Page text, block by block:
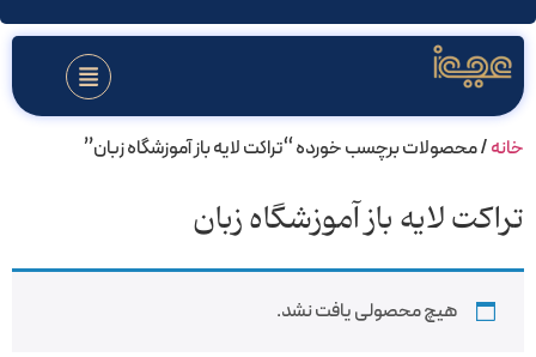
خانه/ محصولات برچسب خورده “تراکت لایه باز آموزشگاه زبان”
تراکت لایه باز آموزشگاه زبان
هیچ محصولی یافت نشد.